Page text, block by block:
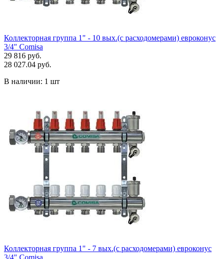
Коллекторная группа 1" - 10 вых.(с расходомерами) евроконус
3/4" Comisa
29 816 руб.
28 027.04 руб.
В наличии: 1 шт
Коллекторная группа 1" - 7 вых.(с расходомерами) евроконус
3/4" Comisa